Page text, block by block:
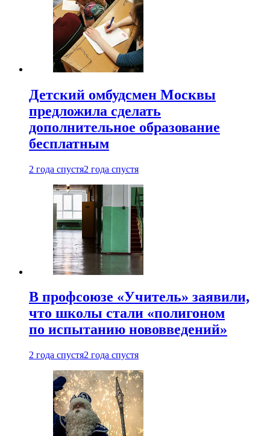
Детский омбудсмен Москвы
предложила сделать
дополнительное образование
бесплатным
2 года спустя2 года спустя
В профсоюзе «Учитель» заявили,
что школы стали «полигоном
по испытанию нововведений»
2 года спустя2 года спустя